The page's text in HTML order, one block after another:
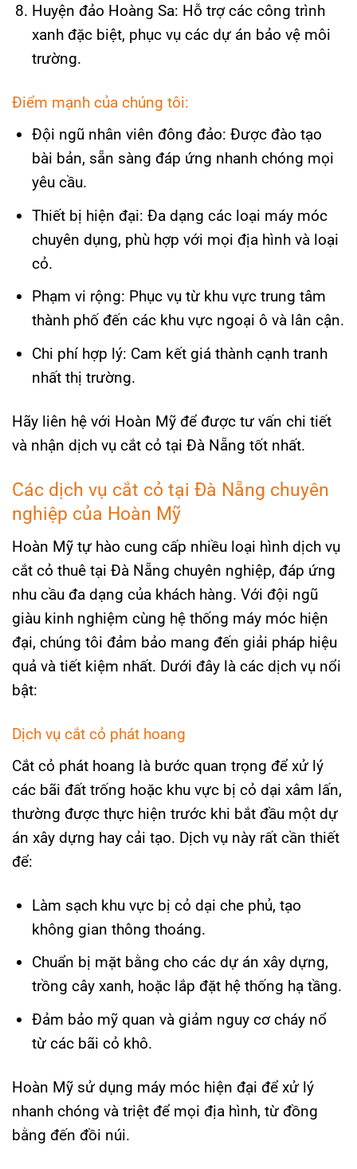
Huyện đảo Hoàng Sa: Hỗ trợ các công trình
xanh đặc biệt, phục vụ các dự án bảo vệ môi
trường.
Điểm mạnh của chúng tôi:
Đội ngũ nhân viên đông đảo: Được đào tạo
bài bản, sẵn sàng đáp ứng nhanh chóng mọi
yêu cầu.
Thiết bị hiện đại: Đa dạng các loại máy móc
chuyên dụng, phù hợp với mọi địa hình và loại
cỏ.
Phạm vi rộng: Phục vụ từ khu vực trung tâm
thành phố đến các khu vực ngoại ô và lân cận.
Chi phí hợp lý: Cam kết giá thành cạnh tranh
nhất thị trường.
Hãy liên hệ với Hoàn Mỹ để được tư vấn chi tiết
và nhận dịch vụ cắt cỏ tại Đà Nẵng tốt nhất.
Các dịch vụ cắt cỏ tại Đà Nẵng chuyên
nghiệp của Hoàn Mỹ
Hoàn Mỹ tự hào cung cấp nhiều loại hình dịch vụ
cắt cỏ thuê tại Đà Nẵng chuyên nghiệp, đáp ứng
nhu cầu đa dạng của khách hàng. Với đội ngũ
giàu kinh nghiệm cùng hệ thống máy móc hiện
đại, chúng tôi đảm bảo mang đến giải pháp hiệu
quả và tiết kiệm nhất. Dưới đây là các dịch vụ nổi
bật:
Dịch vụ cắt cỏ phát hoang
Cắt cỏ phát hoang là bước quan trọng để xử lý
các bãi đất trống hoặc khu vực bị cỏ dại xâm lấn,
thường được thực hiện trước khi bắt đầu một dự
án xây dựng hay cải tạo. Dịch vụ này rất cần thiết
để:
Làm sạch khu vực bị cỏ dại che phủ, tạo
không gian thông thoáng.
Chuẩn bị mặt bằng cho các dự án xây dựng,
trồng cây xanh, hoặc lắp đặt hệ thống hạ tầng.
Đảm bảo mỹ quan và giảm nguy cơ cháy nổ
từ các bãi cỏ khô.
Hoàn Mỹ sử dụng máy móc hiện đại để xử lý
nhanh chóng và triệt để mọi địa hình, từ đồng
bằng đến đồi núi.